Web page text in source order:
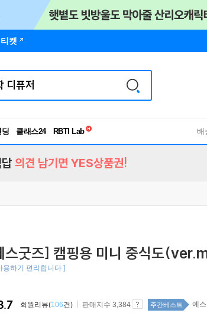
티켓
딩 클래스24
RBTI Lab
독서유형검사
배
의견 남기면 YES상품권!
스굿즈] 캠핑용 미니 중식도
용하기 편리합니다 ]
회원리뷰(106건) 판매지수 3,384 주간베스트 예